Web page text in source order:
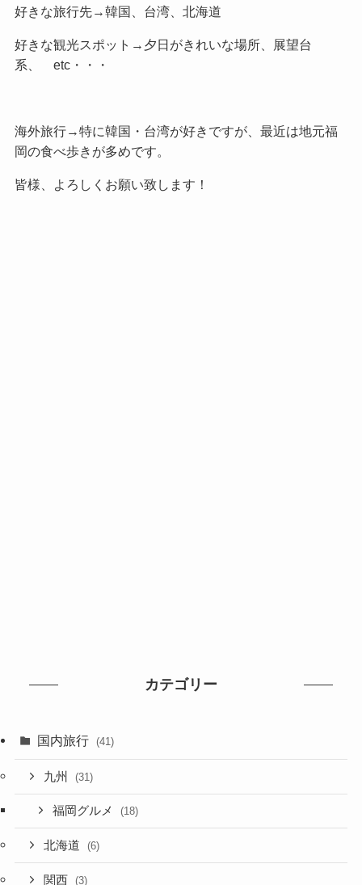
好きな旅行先→韓国、台湾、北海道
好きな観光スポット→夕日がきれいな場所、展望台
系、 etc・・・
海外旅行→特に韓国・台湾が好きですが、最近は地元福
岡の食べ歩きが多めです。
皆様、よろしくお願い致します！
カテゴリー
国内旅行 (41)
九州 (31)
福岡グルメ (18)
北海道 (6)
関西 (3)